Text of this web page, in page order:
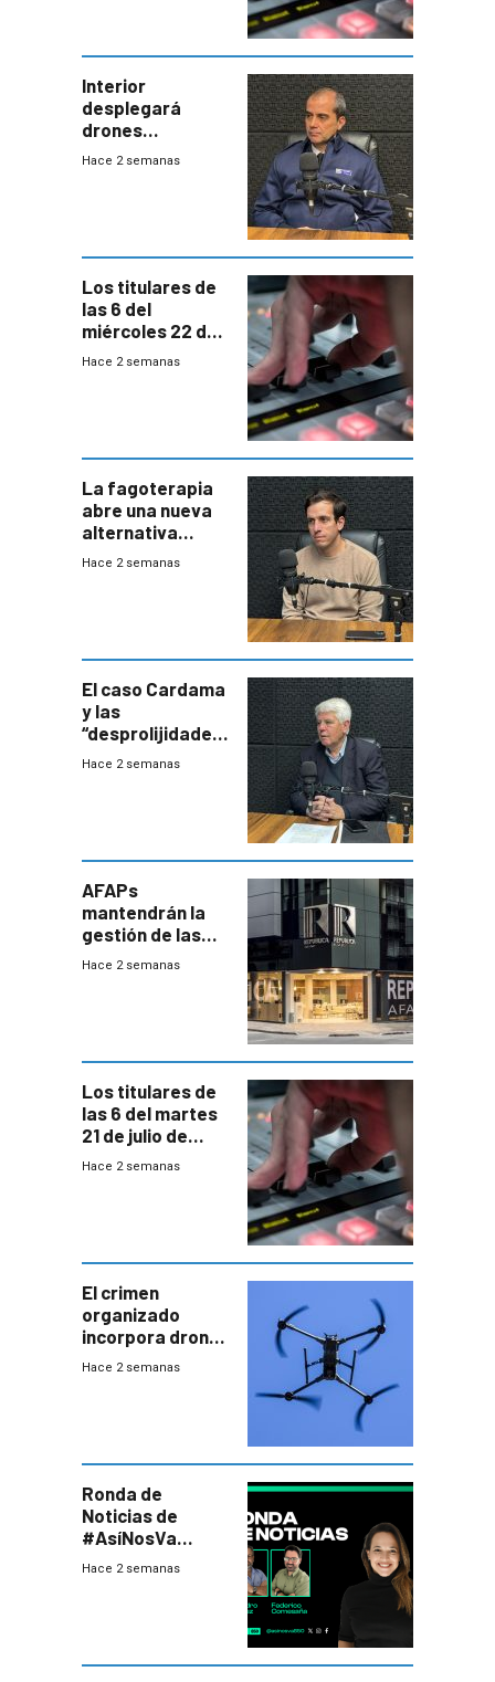
Interior
desplegará
drones
autónomos para
Hace 2 semanas
Los titulares de
las 6 del
miércoles 22 de
julio de 2026
Hace 2 semanas
La fagoterapia
abre una nueva
alternativa
contra bacterias
innovadora
Hace 2 semanas
El caso Cardama
y las
“desprolijidades”
que la
Hace 2 semanas
AFAPs
mantendrán la
gestión de las
cuentas
Hace 2 semanas
Los titulares de
las 6 del martes
21 de julio de
2026
Hace 2 semanas
El crimen
organizado
incorpora drones
y abre un nuevo
Hace 2 semanas
Ronda de
Noticias de
#AsíNosVa
(20/7/26)
Hace 2 semanas